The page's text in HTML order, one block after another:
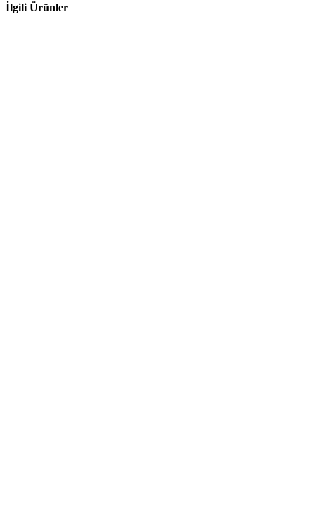
İlgili Ürünler